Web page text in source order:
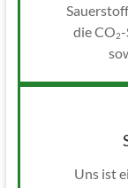
die CO2
Uns ist